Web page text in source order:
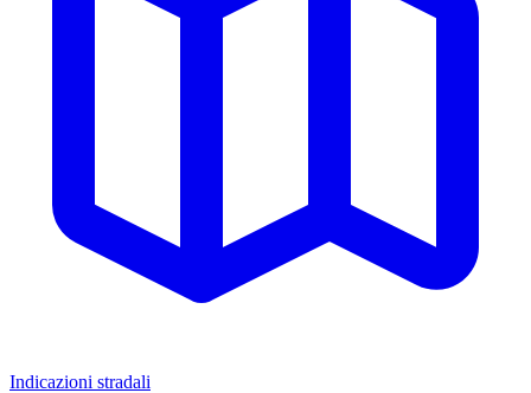
Indicazioni stradali